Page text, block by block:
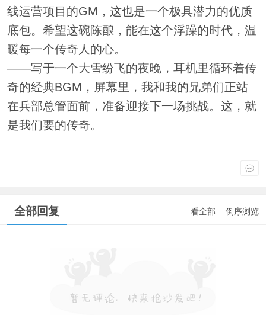
线运营项目的GM，这也是一个极具潜力的优质
底包。希望这碗陈酿，能在这个浮躁的时代，温
暖每一个传奇人的心。
——写于一个大雪纷飞的夜晚，耳机里循环着传
奇的经典BGM，屏幕里，我和我的兄弟们正站
在兵部总管面前，准备迎接下一场挑战。这，就
是我们要的传奇。
全部回复 看全部 倒序浏览